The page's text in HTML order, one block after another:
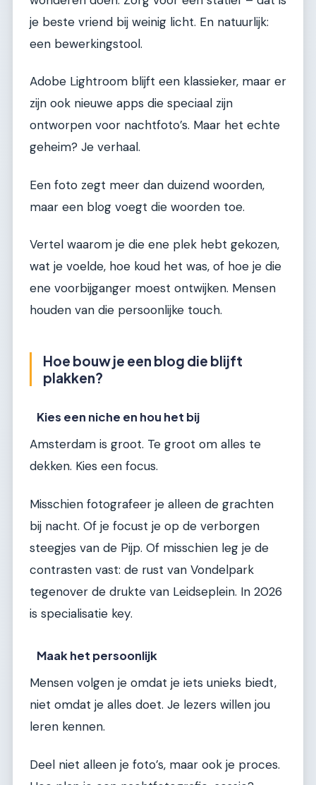
je beste vriend bij weinig licht. En natuurlijk:
een bewerkingstool.
Adobe Lightroom blijft een klassieker, maar er
zijn ook nieuwe apps die speciaal zijn
ontworpen voor nachtfoto’s. Maar het echte
geheim? Je verhaal.
Een foto zegt meer dan duizend woorden,
maar een blog voegt die woorden toe.
Vertel waarom je die ene plek hebt gekozen,
wat je voelde, hoe koud het was, of hoe je die
ene voorbijganger moest ontwijken. Mensen
houden van die persoonlijke touch.
Hoe bouw je een blog die blijft
plakken?
Kies een niche en hou het bij
Amsterdam is groot. Te groot om alles te
dekken. Kies een focus.
Misschien fotografeer je alleen de grachten
bij nacht. Of je focust je op de verborgen
steegjes van de Pijp. Of misschien leg je de
contrasten vast: de rust van Vondelpark
tegenover de drukte van Leidseplein. In 2026
is specialisatie key.
Maak het persoonlijk
Mensen volgen je omdat je iets unieks biedt,
niet omdat je alles doet. Je lezers willen jou
leren kennen.
Deel niet alleen je foto’s, maar ook je proces.